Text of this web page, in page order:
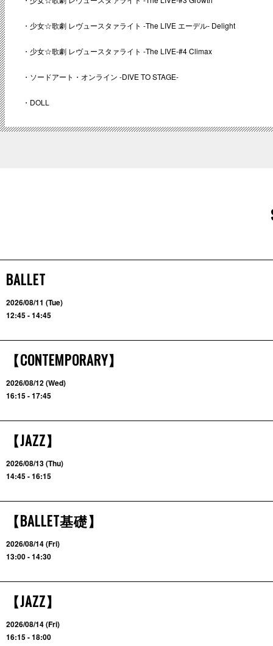
・少女☆歌劇 レヴュースタァライト -The LIVE エーデル- Delight
・少女☆歌劇 レヴュースタァライト -The LIVE-#4 Climax
・ソードアート・オンライン -DIVE TO STAGE-
・DOLL
BALLET
2026/08/11 (Tue)
12:45 - 14:45
【CONTEMPORARY】
2026/08/12 (Wed)
16:15 - 17:45
【JAZZ】
2026/08/13 (Thu)
14:45 - 16:15
【BALLET基礎】
2026/08/14 (Fri)
13:00 - 14:30
【JAZZ】
2026/08/14 (Fri)
16:15 - 18:00